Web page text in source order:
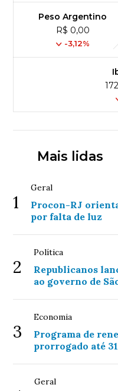
Peso Argentino
R$ 0,00
-3,12%
Mais lidas
1
Geral
Procon-RJ
por falta de luz
2
Política
Republicanos
ao governo de
3
Economia
Programa de
prorrogado até
Geral